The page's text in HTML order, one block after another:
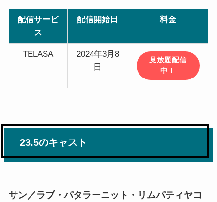
配信サービ
ス
配信開始日 料金
TELASA
2024年3月8
日
見放題配信
中！
23.5のキャスト
サン／ラブ・パタラーニット・リムパティヤコ